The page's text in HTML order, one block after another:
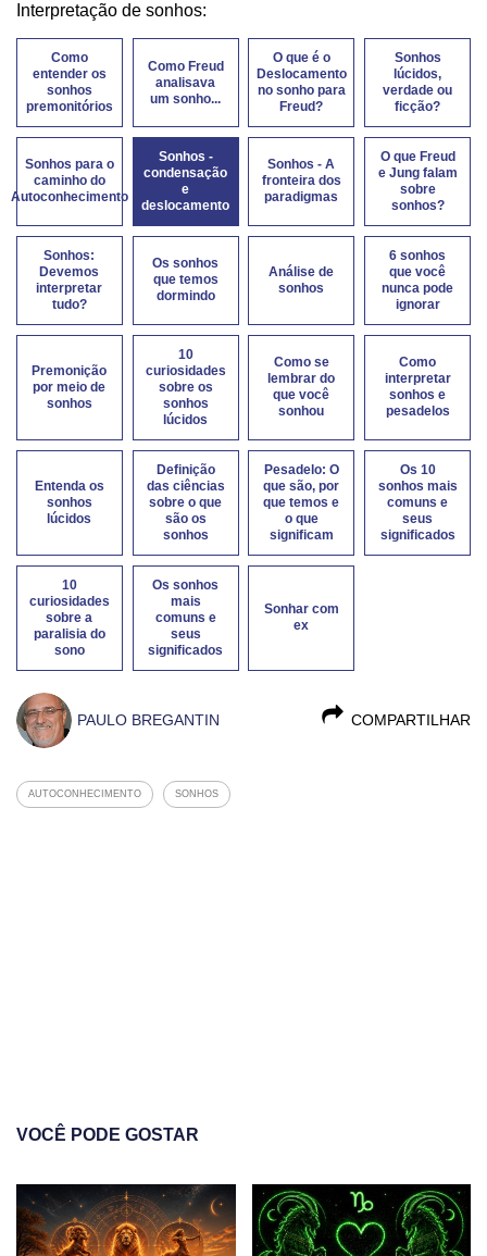
Interpretação de sonhos:
Como
entender os
sonhos
premonitórios
Como Freud
analisava
um sonho...
O que é o
Deslocamento
no sonho para
Freud?
Sonhos
lúcidos,
verdade ou
ficção?
Sonhos para o
caminho do
Autoconhecimento
Sonhos -
condensação
e
deslocamento
Sonhos - A
fronteira dos
paradigmas
O que Freud
e Jung falam
sobre
sonhos?
Sonhos:
Devemos
interpretar
tudo?
Os sonhos
que temos
dormindo
Análise de
sonhos
6 sonhos
que você
nunca pode
ignorar
Premonição
por meio de
sonhos
10
curiosidades
sobre os
sonhos
lúcidos
Como se
lembrar do
que você
sonhou
Como
interpretar
sonhos e
pesadelos
Entenda os
sonhos
lúcidos
Definição
das ciências
sobre o que
são os
sonhos
Pesadelo: O
que são, por
que temos e
o que
significam
Os 10
sonhos mais
comuns e
seus
significados
10
curiosidades
sobre a
paralisia do
sono
Os sonhos
mais
comuns e
seus
significados
Sonhar com
ex
COMPARTILHAR
PAULO BREGANTIN
AUTOCONHECIMENTO SONHOS
VOCÊ PODE GOSTAR